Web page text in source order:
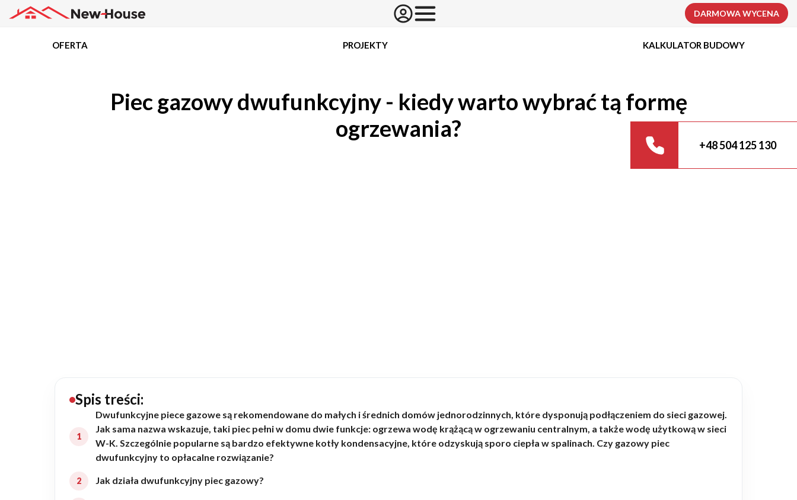
Rezydencje
Rozbudowa
Remonty
DARMOWA WYCENA
OFERTA PROJEKTY KALKULATOR BUDOWY
Piec gazowy dwufunkcyjny - kiedy warto wybrać tą formę
ogrzewania?
+48 504 125 130
Spis treści:
Dwufunkcyjne piece gazowe są rekomendowane do małych i średnich domów jednorodzinnych, które dysponują podłączeniem do sieci gazowej.
Jak sama nazwa wskazuje, taki piec pełni w domu dwie funkcje: ogrzewa wodę krążącą w ogrzewaniu centralnym, a także wodę użytkową w sieci
W-K. Szczególnie popularne są bardzo efektywne kotły kondensacyjne, które odzyskują sporo ciepła w spalinach. Czy gazowy piec
dwufunkcyjny to opłacalne rozwiązanie?
Jak działa dwufunkcyjny piec gazowy?